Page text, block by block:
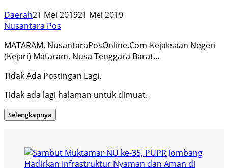
Daerah21 Mei 201921 Mei 2019
Nusantara Pos
MATARAM, NusantaraPosOnline.Com-Kejaksaan Negeri
(Kejari) Mataram, Nusa Tenggara Barat…
Tidak Ada Postingan Lagi.
Tidak ada lagi halaman untuk dimuat.
Selengkapnya